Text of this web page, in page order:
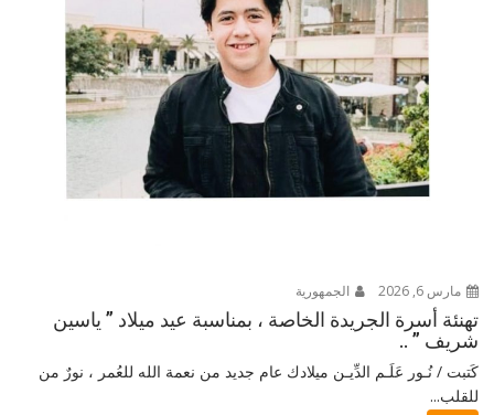
مارس 6, 2026 الجمهورية
تهنئة أسرة الجريدة الخاصة ، بمناسبة عيد ميلاد ” ياسين
شريف ” ..
كَتبت / نُـور عَلَـم الدِّيـن ميلادك عام جديد من نعمة الله للعُمر ، نورٌ من
للقلب...